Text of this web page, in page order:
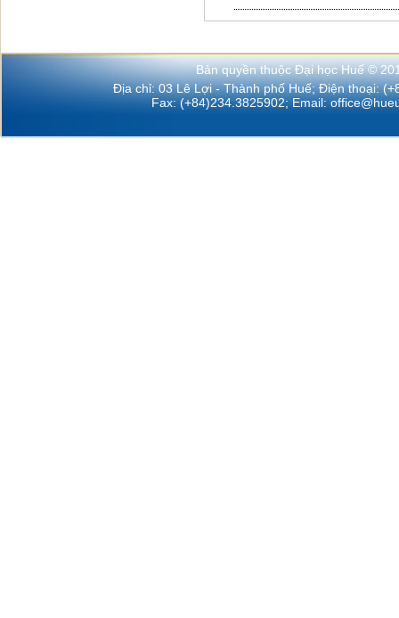
Bản quyền thuộc Đại học Huế ©
Địa chỉ: 03 Lê Lợi - Thành phố Huế; Điện thoại:
Fax: (+84)234.3825902; Email: